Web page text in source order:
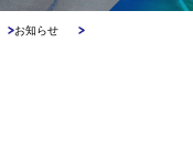
講習案内
お知らせ